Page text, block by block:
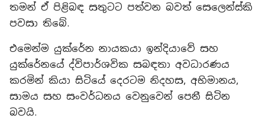
තමන් ඒ පිළිබඳ සතුටට පත්වන බවත් සෙලෙන්ස්කි
පවසා තිබේ.
එමෙන්ම යුක්රේන නායකයා ඉන්දියාවේ සහ
යුක්රේනයේ ද්විපාර්ශවික සබඳතා අවධාරණය
කරමින් කියා සිටියේ දෙරටම නිදහස, අභිමානය,
සාමය සහ සංවර්ධනය වෙනුවෙන් පෙනී සිටින
බවයි.